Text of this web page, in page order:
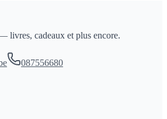
livres, cadeaux et plus encore.
087556680